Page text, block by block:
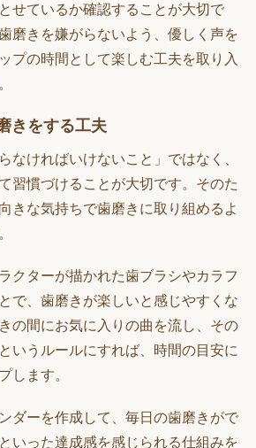
せているか確認することが大切で
磨きを嫌がらないよう、優しく声を
プの時間として楽しむ工夫を取り入
きをする工夫
なければいけないこと」ではなく、
習慣づけることが大切です。そのた
きな気持ちで歯磨きに取り組めるよ
クターが描かれた歯ブラシやカラフ
で、歯磨きが楽しいと感じやすくな
の間にお気に入りの曲を流し、その
いうルールにすれば、時間の目安に
します。
ダーを作成して、毎日の歯磨きがで
いった達成感を感じられる仕組みを